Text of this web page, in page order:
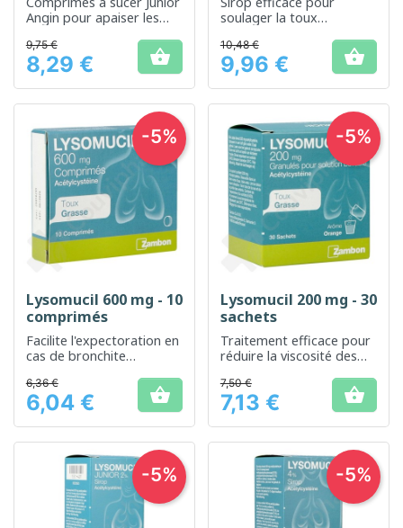
Angin pour apaiser les
jeunes enfants
Prix
9,75 €
8,29 € 
soulager la toux
les voies respiratoires
Prix
10,48 €
9,96 € 
Lysomucil 600 mg - 10
comprimés
Facilite l'expectoration en
cas de bronchite
Prix
6,36 €
6,04 € 
-5%
Lysomucil 200 mg - 30
sachets
Traitement efficace pour
réduire la viscosité des
Prix
7,50 €
7,13 € 
-5%
-5% -5%